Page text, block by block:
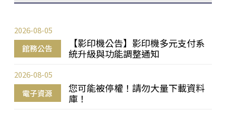
館務公告
【影印機公告】影印機多元支付系
統升級與功能調整通知
2026-08-05
電子資源
您可能被停權！請勿大量下載資料
庫！
2026-08-05